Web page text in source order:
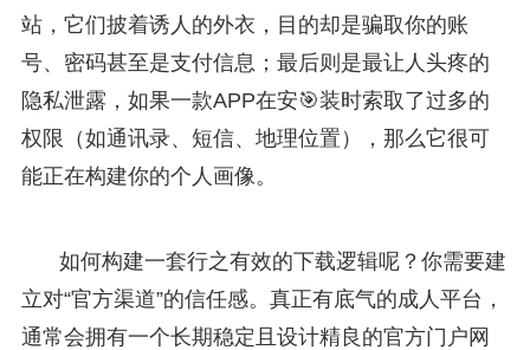
站，它们披着诱人的外衣，目的却是骗取你的账
号、密码甚至是支付信息；最后则是最让人头疼的
隐私泄露，如果一款APP在安🎯装时索取了过多的
权限（如通讯录、短信、地理位置），那么它很可
能正在构建你的个人画像。
如何构建一套行之有效的下载逻辑呢？你需要建
立对“官方渠道”的信任感。真正有底气的成人平台，
通常会拥有一个长期稳定且设计精良的官方门户网